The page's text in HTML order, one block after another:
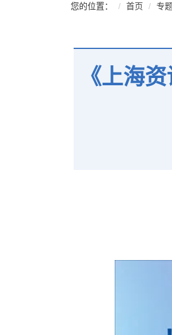
您的位置： 首页 专
《上海